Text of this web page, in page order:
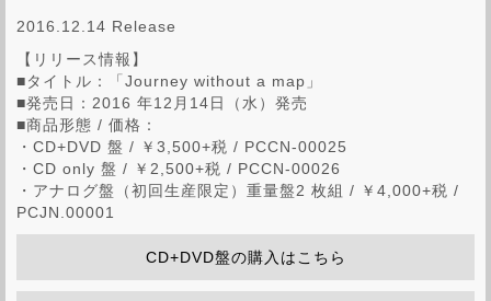
2016.12.14 Release
【リリース情報】
■タイトル：「Journey without a map」
■発売日：2016 年12月14日（水）発売
■商品形態 / 価格：
・CD+DVD 盤 / ￥3,500+税 / PCCN-00025
・CD only 盤 / ￥2,500+税 / PCCN-00026
・アナログ盤（初回生産限定）重量盤2 枚組 / ￥4,000+税 /
PCJN.00001
CD+DVD盤の購入はこちら